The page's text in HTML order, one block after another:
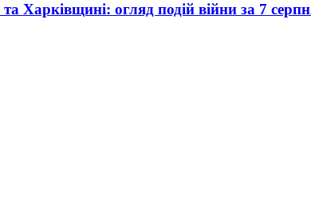
Харківщині: огляд подій війни за 7